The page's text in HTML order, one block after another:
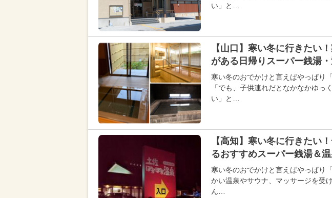
い」と…
【山口】寒い冬に行きたい
がある日帰りスーパー銭湯
寒い冬のおでかけと言えばやっぱり
「でも、子供連れだとなかなかゆっ
い」と…
【高知】寒い冬に行きたい
るおすすめスーパー銭湯＆
寒い冬のおでかけと言えばやっぱり
かい温泉やサウナ、マッサージを受
ん…